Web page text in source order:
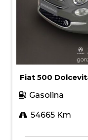
Fiat 500
Gasolina
54665 Km